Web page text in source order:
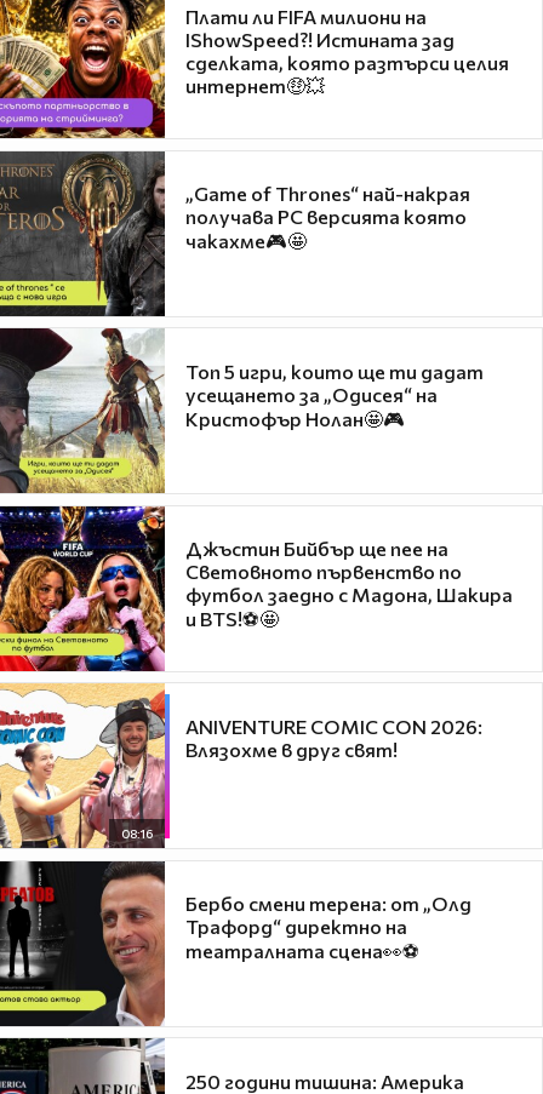
Плати ли FIFA милиони на
IShowSpeed?! Истината зад
сделката, която разтърси целия
интернет🤑💥
„Game of Thrones“ най-накрая
получава PC версията която
чакахме🎮🤩
Топ 5 игри, които ще ти дадат
усещането за „Одисея“ на
Кристофър Нолан🤩🎮
Джъстин Бийбър ще пее на
Световното първенство по
футбол заедно с Мадона, Шакира
и BTS!⚽🤩
08:16
ANIVENTURE COMIC CON 2026:
Влязохме в друг свят!
Бербо смени терена: от „Олд
Трафорд“ директно на
театралната сцена👀⚽
250 години тишина: Америка